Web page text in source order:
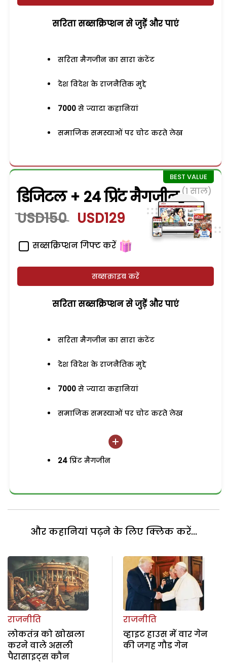
सरिता सब्सक्रिप्शन से जुड़ेें और पाएं
सरिता मैगजीन का सारा कंटेंट
देश विदेश के राजनैतिक मुद्दे
7000 से ज्यादा कहानियां
समाजिक समस्याओं पर चोट करते लेख
डिजिटल + 24 प्रिंट मैगजीन (1 साल)
USD150 USD129
सब्सक्रिप्शन गिफ्ट करें
सब्सक्राइब करें
सरिता सब्सक्रिप्शन से जुड़ेें और पाएं
सरिता मैगजीन का सारा कंटेंट
देश विदेश के राजनैतिक मुद्दे
7000 से ज्यादा कहानियां
समाजिक समस्याओं पर चोट करते लेख
24 प्रिंट मैगजीन
और कहानियां पढ़ने के लिए क्लिक करें...
राजनीति
लोकतंत्र को खोखला
करने वाले असली
पैरासाइट्स कौन
राजनीति
व्हाइट हाउस में वार गेन
की जगह गौड गेन